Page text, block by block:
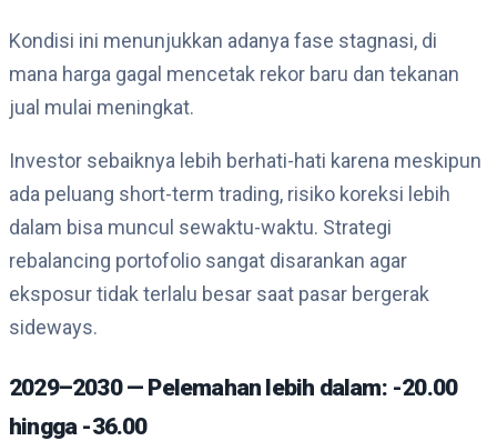
Kondisi ini menunjukkan adanya fase stagnasi, di
mana harga gagal mencetak rekor baru dan tekanan
jual mulai meningkat.
Investor sebaiknya lebih berhati-hati karena meskipun
ada peluang short-term trading, risiko koreksi lebih
dalam bisa muncul sewaktu-waktu. Strategi
rebalancing portofolio sangat disarankan agar
eksposur tidak terlalu besar saat pasar bergerak
sideways.
2029–2030 — Pelemahan lebih dalam: -20.00
hingga -36.00